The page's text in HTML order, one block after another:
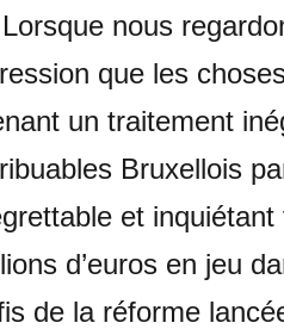
nous
que les
un traitement
Bruxellois
et
d’euros en jeu
de la réforme